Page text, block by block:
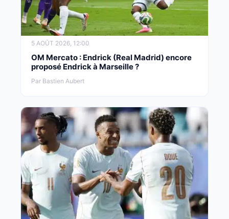
5 AOÛT 2026, 12:00
OM Mercato : Endrick (Real Madrid) encore
proposé Endrick à Marseille ?
Par Bastien Aubert